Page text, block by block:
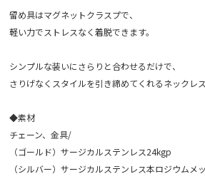
留め具はマグネットクラスプで、
軽い力でストレスなく着脱できます。
シンプルな装いにさらりと合わせるだけで、
さりげなくスタイルを引き締めてくれるネックレス
◆素材
チェーン、金具/
（ゴールド）サージカルステンレス24kgp
（シルバー）サージカルステンレス本ロジウムメ